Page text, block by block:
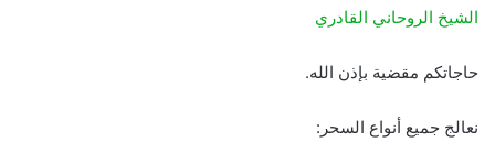
الشيخ الروحاني القادري
حاجاتكم مقضية بإذن الله.
نعالج جميع أنواع السحر: